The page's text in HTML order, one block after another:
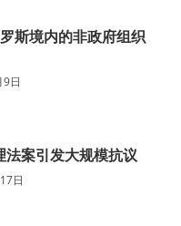
斯境内的非政府组织
日
案引发大规模抗议
日